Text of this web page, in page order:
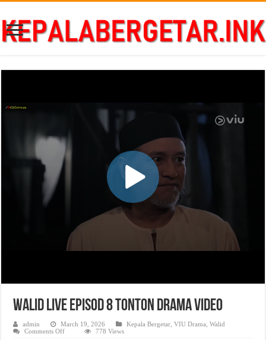
Walid Live Episod 8 Tonton Drama Video
admin March 19, 2026 Kepala Bergetar ,VIU Drama ,Walid
Comments Offon
778 Views